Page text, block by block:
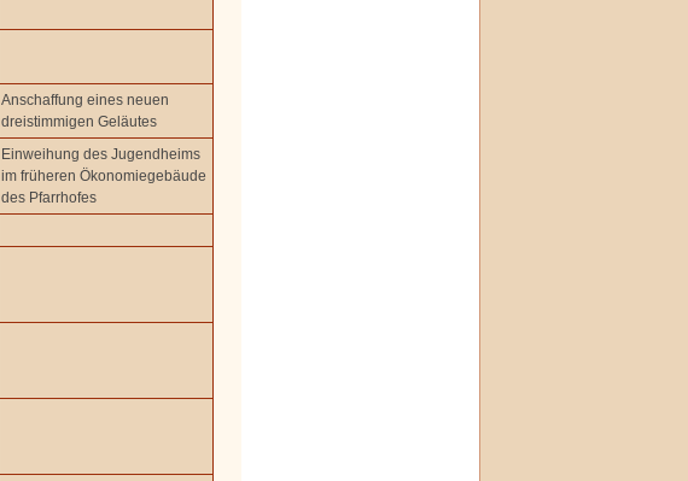
Anschaffung eines neuen
dreistimmigen Geläutes
Einweihung des Jugendheims
im früheren Ökonomiegebäude
des Pfarrhofes